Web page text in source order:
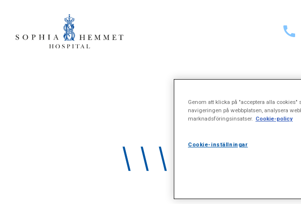
Genom att klicka på "acceptera alla
navigeringen på webbplatsen, analysera
marknadsföringsinsatser. Cookie-policy
Cookie-inställningar